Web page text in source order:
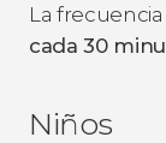
La
cada 30
Niños